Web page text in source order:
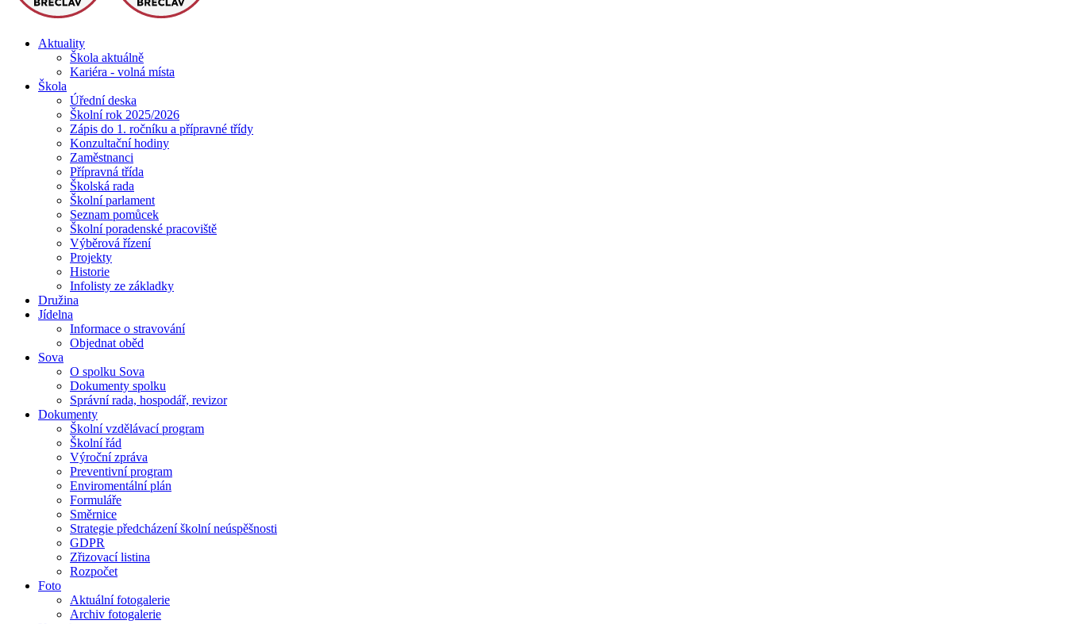
Aktuality
Škola aktuálně
Kariéra - volná místa
Škola
Úřední deska
Školní rok 2025/2026
Zápis do 1. ročníku a přípravné třídy
Konzultační hodiny
Zaměstnanci
Přípravná třída
Školská rada
Školní parlament
Seznam pomůcek
Školní poradenské pracoviště
Výběrová řízení
Projekty
Historie
Infolisty ze základky
Družina
Jídelna
Informace o stravování
Objednat oběd
Sova
O spolku Sova
Dokumenty spolku
Správní rada, hospodář, revizor
Dokumenty
Školní vzdělávací program
Školní řád
Výroční zpráva
Preventivní program
Enviromentální plán
Formuláře
Směrnice
Strategie předcházení školní neúspěšnosti
GDPR
Zřizovací listina
Rozpočet
Foto
Aktuální fotogalerie
Archiv fotogalerie